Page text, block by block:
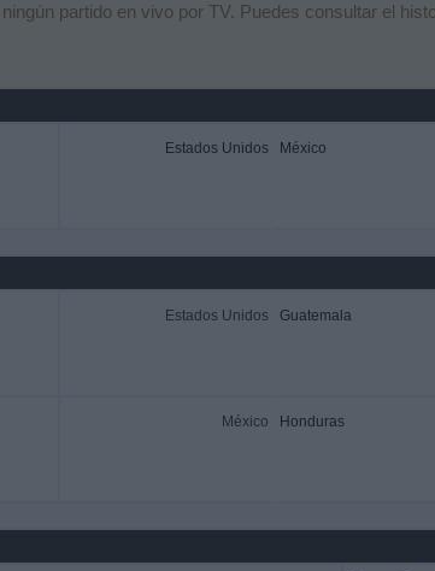
partido en vivo por TV. Puedes consultar el
Estados Unidos México
Estados Unidos Guatemala
México Honduras